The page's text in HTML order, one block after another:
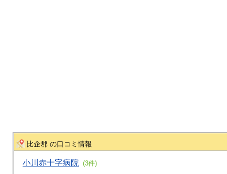
比企郡 の口コミ情報
小川赤十字病院 (3件)